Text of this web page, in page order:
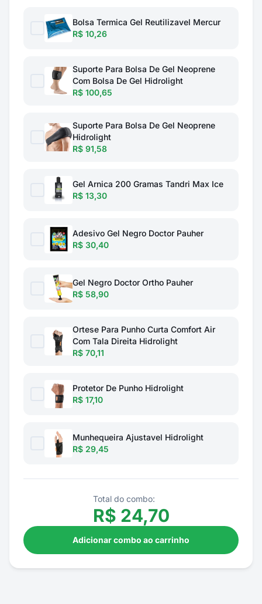
Bolsa Termica Gel Reutilizavel Mercur
R$ 10,26
Suporte Para Bolsa De Gel Neoprene
Com Bolsa De Gel Hidrolight
R$ 100,65
Suporte Para Bolsa De Gel Neoprene
Hidrolight
R$ 91,58
Gel Arnica 200 Gramas Tandri Max Ice
R$ 13,30
Adesivo Gel Negro Doctor Pauher
R$ 30,40
Gel Negro Doctor Ortho Pauher
R$ 58,90
Ortese Para Punho Curta Comfort Air
Com Tala Direita Hidrolight
R$ 70,11
Protetor De Punho Hidrolight
R$ 17,10
Munhequeira Ajustavel Hidrolight
R$ 29,45
Total do combo:
R$ 24,70
Adicionar combo ao carrinho